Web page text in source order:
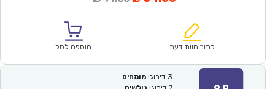
₪91.00.
הוא:
כתוב חוות דעת הוספה לסל
3 דירוגי מומחים